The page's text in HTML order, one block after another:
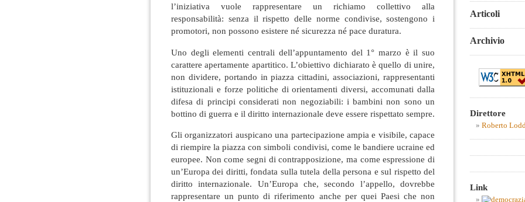
l’iniziativa vuole rappresentare un richiamo collettivo alla
responsabilità: senza il rispetto delle norme condivise, sostengono i
promotori, non possono esistere né sicurezza né pace duratura.
Uno degli elementi centrali dell’appuntamento del 1° marzo è il suo
carattere apertamente apartitico. L’obiettivo dichiarato è quello di unire,
non dividere, portando in piazza cittadini, associazioni, rappresentanti
istituzionali e forze politiche di orientamenti diversi, accomunati dalla
difesa di principi considerati non negoziabili: i bambini non sono un
bottino di guerra e il diritto internazionale deve essere rispettato sempre.
Gli organizzatori auspicano una partecipazione ampia e visibile, capace
di riempire la piazza con simboli condivisi, come le bandiere ucraine ed
europee. Non come segni di contrapposizione, ma come espressione di
un’Europa dei diritti, fondata sulla tutela della persona e sul rispetto del
diritto internazionale. Un’Europa che, secondo l’appello, dovrebbe
rappresentare un punto di riferimento anche per quei Paesi che non
Articoli
Archivio
Direttore
Roberto
Link